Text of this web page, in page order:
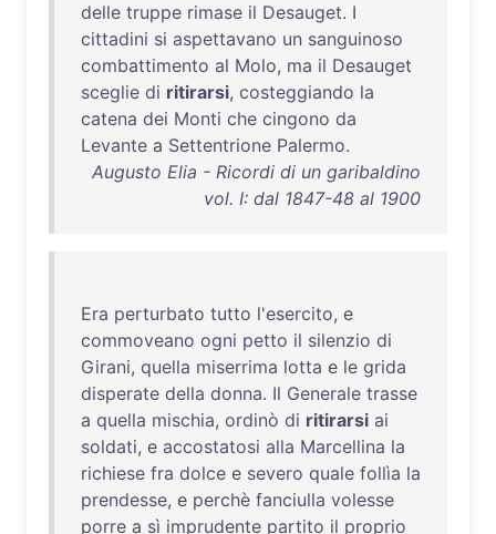
delle truppe rimase il Desauget. I
cittadini si aspettavano un sanguinoso
combattimento al Molo, ma il Desauget
sceglie di ritirarsi, costeggiando la
catena dei Monti che cingono da
Levante a Settentrione Palermo.
Augusto Elia - Ricordi di un garibaldino
vol. I: dal 1847-48 al 1900
Era perturbato tutto l'esercito, e
commoveano ogni petto il silenzio di
Girani, quella miserrima lotta e le grida
disperate della donna. Il Generale trasse
a quella mischia, ordinò di ritirarsi ai
soldati, e accostatosi alla Marcellina la
richiese fra dolce e severo quale follìa la
prendesse, e perchè fanciulla volesse
porre a sì imprudente partito il proprio